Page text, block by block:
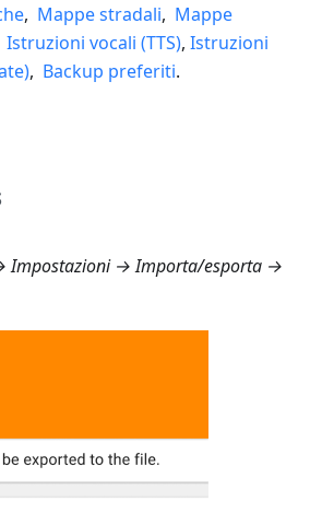
, Mappe stradali, Mappe
Istruzioni vocali (TTS), Istruzioni
, Backup preferiti.
Impostazioni → Importa/esporta →